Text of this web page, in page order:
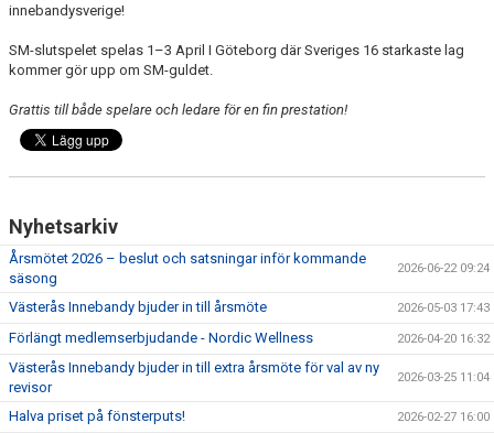
innebandysverige!
SM-slutspelet spelas 1–3 April I Göteborg där Sveriges 16 starkaste lag
kommer gör upp om SM-guldet.
Grattis till både spelare och ledare för en fin prestation!
Nyhetsarkiv
Årsmötet 2026 – beslut och satsningar inför kommande
säsong
2026-06-22 09:24
Västerås Innebandy bjuder in till årsmöte 2026-05-03 17:43
Förlängt medlemserbjudande - Nordic Wellness 2026-04-20 16:32
Västerås Innebandy bjuder in till extra årsmöte för val av ny
revisor
2026-03-25 11:04
Halva priset på fönsterputs! 2026-02-27 16:00